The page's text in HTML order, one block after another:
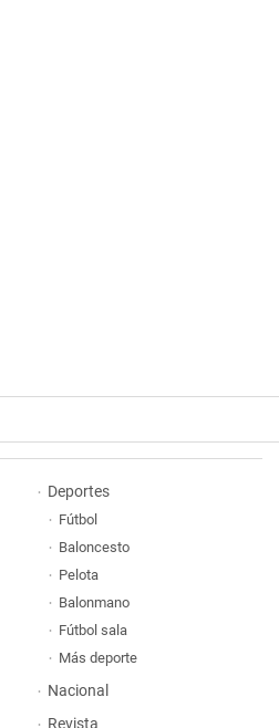
Deportes
Fútbol
Baloncesto
Pelota
Balonmano
Fútbol sala
Más deporte
Nacional